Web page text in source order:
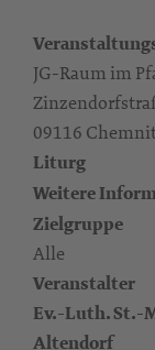
JG-Raum im
09116
Liturg
Weitere
Zielgruppe
Alle
Veranstalter
Ev.-Luth. St.-
Altendorf